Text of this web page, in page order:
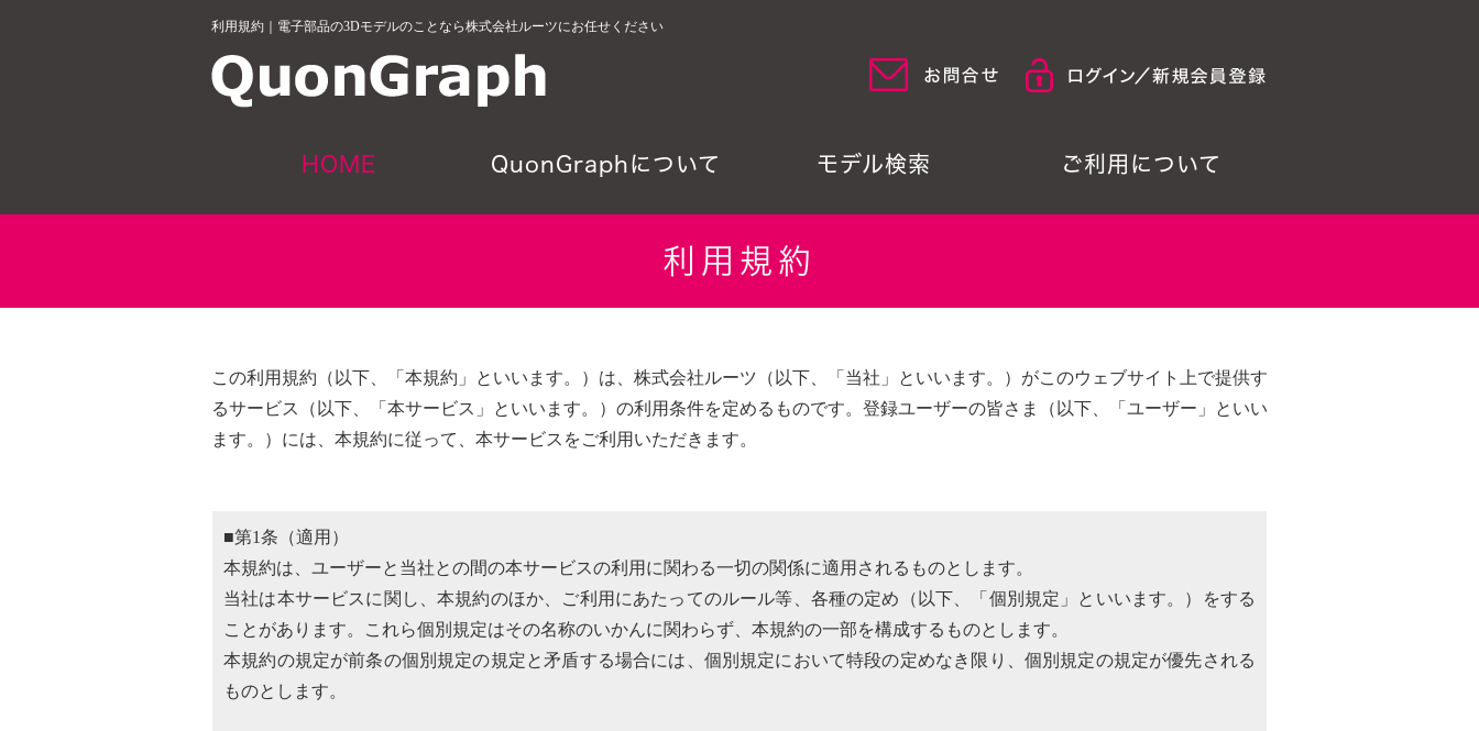
利用規約｜電子部品の3Dモデルのことなら株式会社ルーツにお任せください
HOME QuonGraphについて モデル検索 ご利用について
利用規約
この利用規約（以下、「本規約」といいます。）は、株式会社ルーツ（以下、「当社」といいます。）がこのウェブサイト上で提供す
るサービス（以下、「本サービス」といいます。）の利用条件を定めるものです。登録ユーザーの皆さま（以下、「ユーザー」といい
ます。）には、本規約に従って、本サービスをご利用いただきます。
■第1条（適用）
本規約は、ユーザーと当社との間の本サービスの利用に関わる一切の関係に適用されるものとします。
当社は本サービスに関し、本規約のほか、ご利用にあたってのルール等、各種の定め（以下、「個別規定」といいます。）をする
ことがあります。これら個別規定はその名称のいかんに関わらず、本規約の一部を構成するものとします。
本規約の規定が前条の個別規定の規定と矛盾する場合には、個別規定において特段の定めなき限り、個別規定の規定が優先される
ものとします。